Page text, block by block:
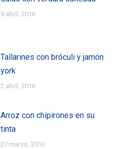
9 abril, 2016
Tallarines con bróculi y jamón
york
2 abril, 2016
Arroz con chipirones en su
tinta
27 marzo, 2016